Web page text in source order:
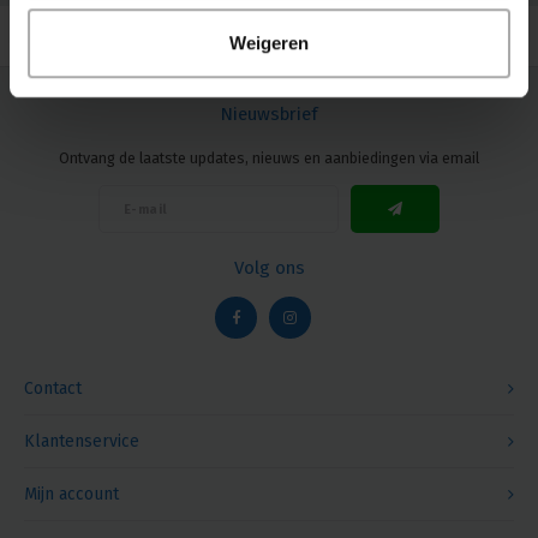
Weigeren
Contact
Nieuwsbrief
Ontvang de laatste updates, nieuws en aanbiedingen via email
Volg ons
Klantenservice
Mijn account